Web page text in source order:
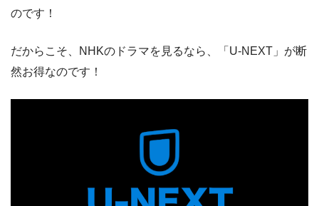
のです！
だからこそ、NHKのドラマを見るなら、「U-NEXT」が断
然お得なのです！